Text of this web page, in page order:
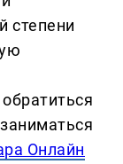
степени
Онлайн